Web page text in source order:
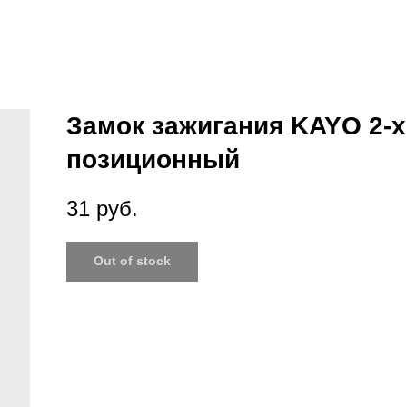
Замок зажигания KAYO 2-х
позиционный
31 руб.
Out of stock